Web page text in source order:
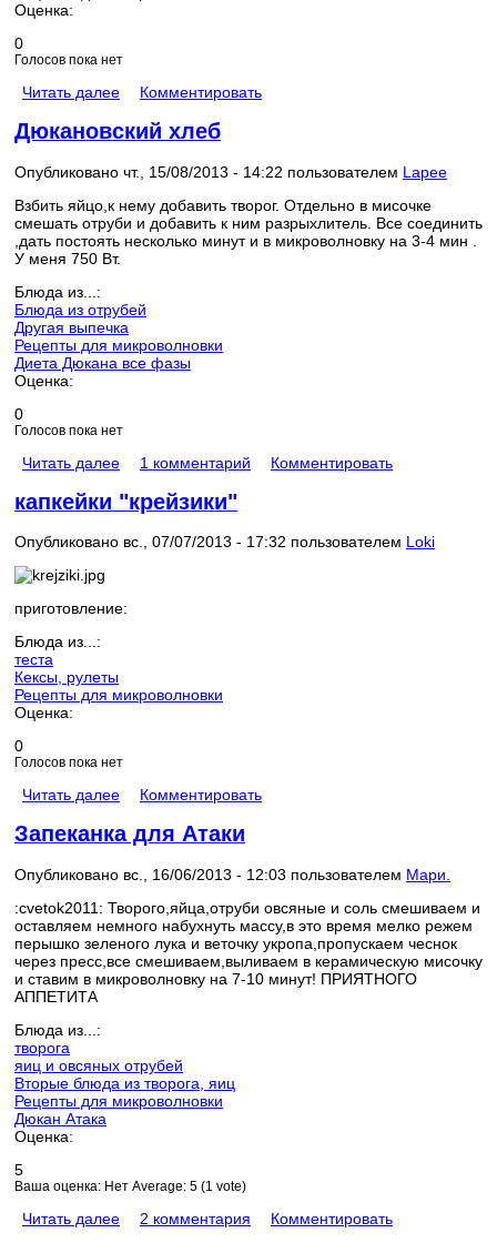
Оценка:
0
Голосов пока нет
Читать далее Комментировать
Дюкановский хлеб
Опубликовано чт., 15/08/2013 - 14:22 пользователем Lapee
Взбить яйцо,к нему добавить творог. Отдельно в мисочке
смешать отруби и добавить к ним разрыхлитель. Все соединить
,дать постоять несколько минут и в микроволновку на 3-4 мин .
У меня 750 Вт.
Блюда из...:
Блюда из отрубей
Другая выпечка
Рецепты для микроволновки
Диета Дюкана все фазы
Оценка:
0
Голосов пока нет
Читать далее 1 комментарий Комментировать
капкейки "крейзики"
Опубликовано вс., 07/07/2013 - 17:32 пользователем Loki
приготовление:
Блюда из...:
теста
Кексы, рулеты
Рецепты для микроволновки
Оценка:
0
Голосов пока нет
Читать далее Комментировать
Запеканка для Атаки
Опубликовано вс., 16/06/2013 - 12:03 пользователем Мари.
:cvetok2011: Творого,яйца,отруби овсяные и соль смешиваем и
оставляем немного набухнуть массу,в это время мелко режем
перышко зеленого лука и веточку укропа,пропускаем чеснок
через пресс,все смешиваем,выливаем в керамическую мисочку
и ставим в микроволновку на 7-10 минут! ПРИЯТНОГО
АППЕТИТА
Блюда из...:
творога
яиц и овсяных отрубей
Вторые блюда из творога, яиц
Рецепты для микроволновки
Дюкан Атака
Оценка:
5
Ваша оценка: Нет Average: 5 (1 vote)
Читать далее 2 комментария Комментировать